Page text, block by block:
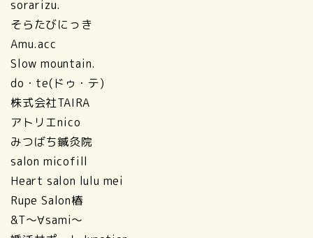
sorarizu.
そらたびにっき
Amu.acc
Slow mountain.
do・te(ドゥ・テ)
株式会社TAIRA
アトリエnico
みつばち鍼灸院
salon micofill
Heart salon lulu mei
Rupe Salon椿
&T〜∀sami〜